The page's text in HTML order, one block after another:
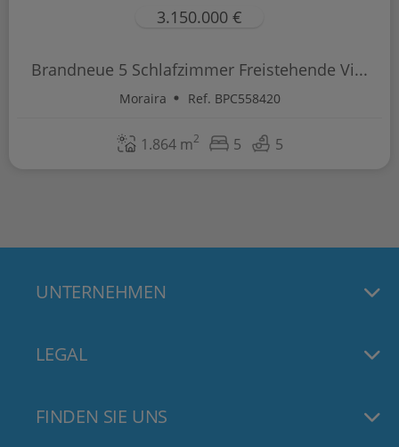
3.150.000 €
Brandneue 5 Schlafzimmer Freistehende Vi...
Moraira Ref. BPC558420
1.864 m2 5 5
UNTERNEHMEN
LEGAL
FINDEN SIE UNS